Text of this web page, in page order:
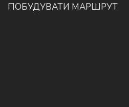
ПОБУДУВАТИ МАРШРУТ